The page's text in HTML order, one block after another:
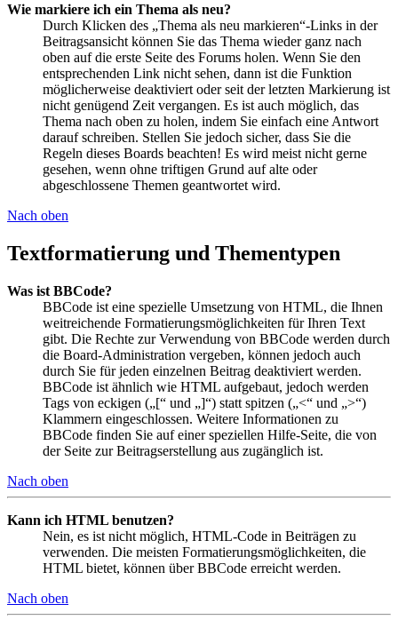
Wie markiere ich ein Thema als neu?
Durch Klicken des „Thema als neu markieren“-Links in der
Beitragsansicht können Sie das Thema wieder ganz nach
oben auf die erste Seite des Forums holen. Wenn Sie den
entsprechenden Link nicht sehen, dann ist die Funktion
möglicherweise deaktiviert oder seit der letzten Markierung ist
nicht genügend Zeit vergangen. Es ist auch möglich, das
Thema nach oben zu holen, indem Sie einfach eine Antwort
darauf schreiben. Stellen Sie jedoch sicher, dass Sie die
Regeln dieses Boards beachten! Es wird meist nicht gerne
gesehen, wenn ohne triftigen Grund auf alte oder
abgeschlossene Themen geantwortet wird.
Nach oben
Textformatierung und Thementypen
Was ist BBCode?
BBCode ist eine spezielle Umsetzung von HTML, die Ihnen
weitreichende Formatierungsmöglichkeiten für Ihren Text
gibt. Die Rechte zur Verwendung von BBCode werden durch
die Board-Administration vergeben, können jedoch auch
durch Sie für jeden einzelnen Beitrag deaktiviert werden.
BBCode ist ähnlich wie HTML aufgebaut, jedoch werden
Tags von eckigen („[“ und „]“) statt spitzen („<“ und „>“)
Klammern eingeschlossen. Weitere Informationen zu
BBCode finden Sie auf einer speziellen Hilfe-Seite, die von
der Seite zur Beitragserstellung aus zugänglich ist.
Nach oben
Kann ich HTML benutzen?
Nein, es ist nicht möglich, HTML-Code in Beiträgen zu
verwenden. Die meisten Formatierungsmöglichkeiten, die
HTML bietet, können über BBCode erreicht werden.
Nach oben